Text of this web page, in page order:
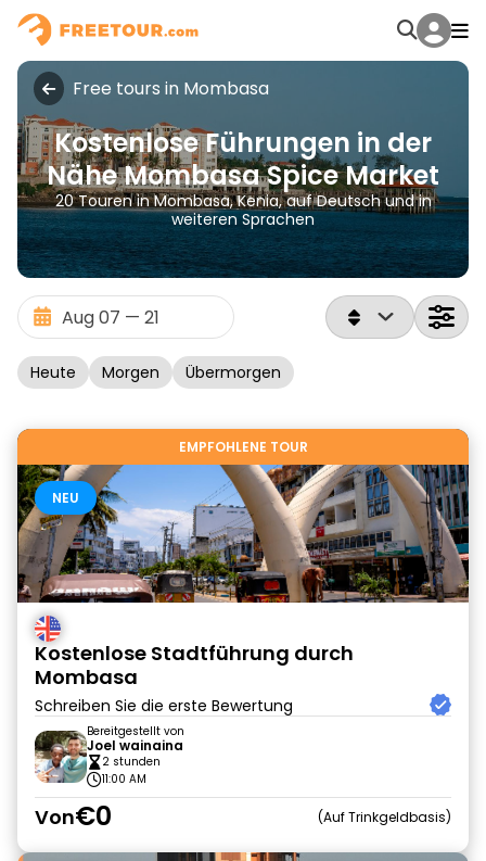
Free tours in Mombasa
Kostenlose Führungen in der
Nähe Mombasa Spice Market
20 Touren in Mombasa, Kenia, auf Deutsch und in
weiteren Sprachen
Heute Morgen Übermorgen
EMPFOHLENE TOUR
NEU
Kostenlose Stadtführung durch
Mombasa
Schreiben Sie die erste Bewertung
Bereitgestellt von
Joel wainaina
2 stunden
11:00 AM
Von€0 Auf Trinkgeldbasis